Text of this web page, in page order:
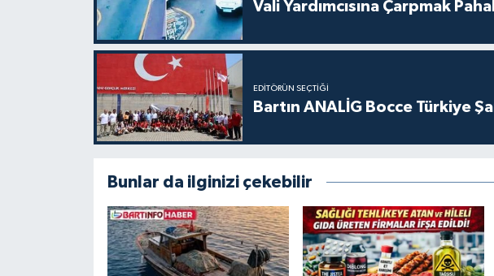
Vali Yardımcısına Çarpmak
EDITÖRÜN SEÇTIĞI
Bartın ANALİG Bocce Türkiye
Bunlar da ilginizi çekebilir